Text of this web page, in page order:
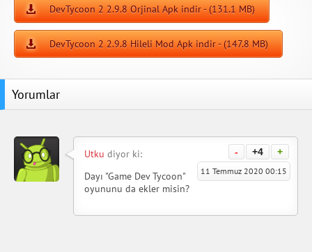
DevTycoon 2 2.9.8 Orjinal Apk indir - (131.1 MB)
DevTycoon 2 2.9.8 Hileli Mod Apk indir - (147.8 MB)
Yorumlar
- +4 +
Utku diyor ki:
11 Temmuz 2020 00:15
Dayı "Game Dev Tycoon"
oyununu da ekler misin?